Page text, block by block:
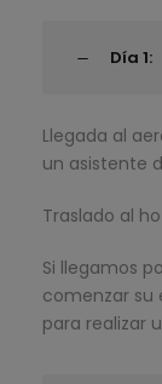
Día 1:
Llegada al
un asistente
Traslado al
Si llegamos
comenzar su
para realizar